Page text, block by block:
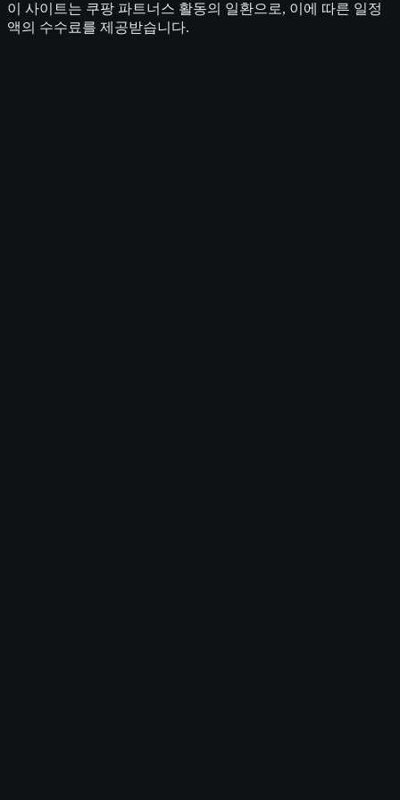
이 사이트는 쿠팡 파트너스 활동의 일환으로, 이에 따른 일정
액의 수수료를 제공받습니다.